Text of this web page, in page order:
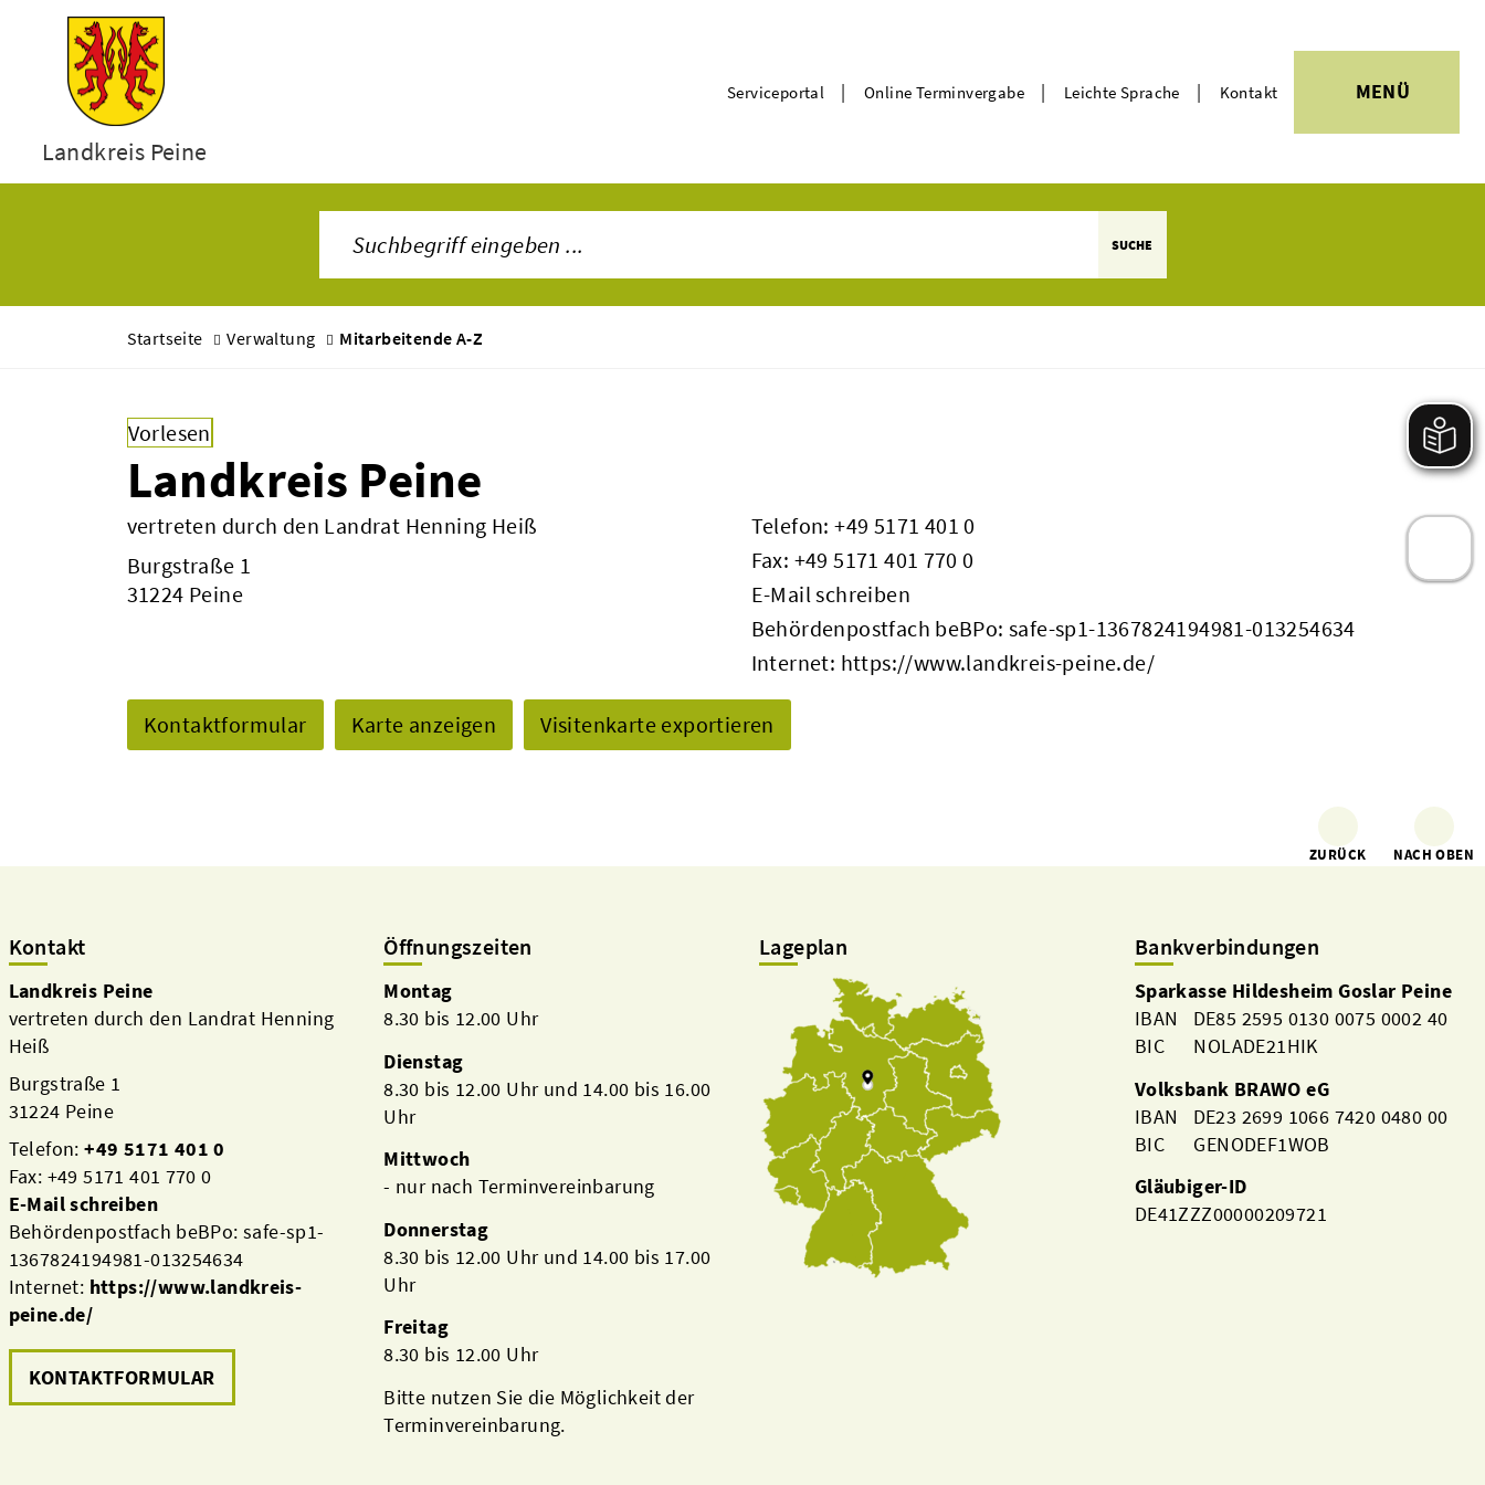
Landkreis Peine
Serviceportal | Online Terminvergabe | Leichte Sprache | Kontakt MENÜ
SUCHE
Startseite Verwaltung Mitarbeitende A-Z
Vorlesen
Landkreis Peine
vertreten durch den Landrat Henning Heiß
Burgstraße 1
31224 Peine
Telefon:+49 5171 401 0
Fax: +49 5171 401 770 0
E-Mail schreiben
Behördenpostfach beBPo: safe-sp1-1367824194981-013254634
Internet: https://www.landkreis-peine.de/
Kontaktformular Karte anzeigen Visitenkarte exportieren
ZURÜCK NACH OBEN
Kontakt
Landkreis Peine
vertreten durch den Landrat Henning
Heiß
Burgstraße 1
31224 Peine
Telefon:+49 5171 401 0
Fax: +49 5171 401 770 0
E-Mail schreiben
Behördenpostfach beBPo: safe-sp1-
1367824194981-013254634
Internet: https://www.landkreis-
peine.de/
KONTAKTFORMULAR
Öffnungszeiten
Montag
8.30 bis 12.00 Uhr
Dienstag
8.30 bis 12.00 Uhr und 14.00 bis 16.00
Uhr
Mittwoch
- nur nach Terminvereinbarung
Donnerstag
8.30 bis 12.00 Uhr und 14.00 bis 17.00
Uhr
Freitag
8.30 bis 12.00 Uhr
Bitte nutzen Sie die Möglichkeit der
Terminvereinbarung.
Lageplan Bankverbindungen
Sparkasse Hildesheim Goslar Peine
IBAN DE85 2595 0130 0075 0002 40
BIC NOLADE21HIK
Volksbank BRAWO eG
IBAN DE23 2699 1066 7420 0480 00
BIC GENODEF1WOB
Gläubiger-ID
DE41ZZZ00000209721